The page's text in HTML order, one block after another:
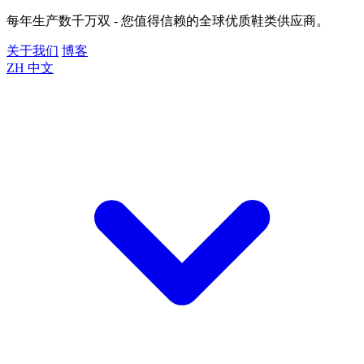
每年生产数千万双 - 您值得信赖的全球优质鞋类供应商。
关于我们 博客
ZH 中文